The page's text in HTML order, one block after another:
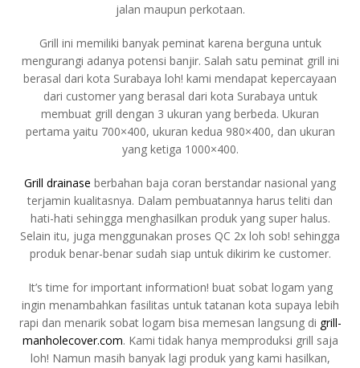
jalan maupun perkotaan.
Grill ini memiliki banyak peminat karena berguna untuk
mengurangi adanya potensi banjir. Salah satu peminat grill ini
berasal dari kota Surabaya loh! kami mendapat kepercayaan
dari customer yang berasal dari kota Surabaya untuk
membuat grill dengan 3 ukuran yang berbeda. Ukuran
pertama yaitu 700×400, ukuran kedua 980×400, dan ukuran
yang ketiga 1000×400.
Grill drainase berbahan baja coran berstandar nasional yang
terjamin kualitasnya. Dalam pembuatannya harus teliti dan
hati-hati sehingga menghasilkan produk yang super halus.
Selain itu, juga menggunakan proses QC 2x loh sob! sehingga
produk benar-benar sudah siap untuk dikirim ke customer.
It’s time for important information! buat sobat logam yang
ingin menambahkan fasilitas untuk tatanan kota supaya lebih
rapi dan menarik sobat logam bisa memesan langsung di grill-
manholecover.com. Kami tidak hanya memproduksi grill saja
loh! Namun masih banyak lagi produk yang kami hasilkan,